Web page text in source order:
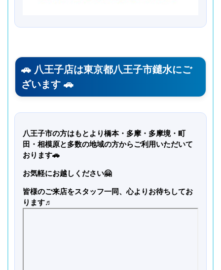
🚗 八王子店は東京都八王子市鑓水にご
ざいます 🚗
八王子市の方はもとより橋本・多摩・多摩境・町
田・相模原と多数の地域の方からご利用いただいて
おります🚗
お気軽にお越しください🤗
皆様のご来店をスタッフ一同、心よりお待ちしてお
ります♬